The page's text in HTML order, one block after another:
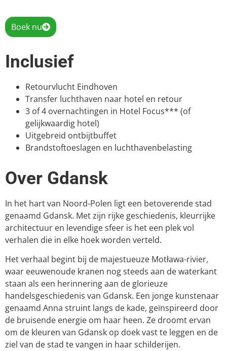
Boek nu
Inclusief
Retourvlucht Eindhoven
Transfer luchthaven naar hotel en retour
3 of 4 overnachtingen in Hotel Focus*** (of
gelijkwaardig hotel)
Uitgebreid ontbijtbuffet
Brandstoftoeslagen en luchthavenbelasting
Over Gdansk
In het hart van Noord-Polen ligt een betoverende stad
genaamd Gdansk. Met zijn rijke geschiedenis, kleurrijke
architectuur en levendige sfeer is het een plek vol
verhalen die in elke hoek worden verteld.
Het verhaal begint bij de majestueuze Motława-rivier,
waar eeuwenoude kranen nog steeds aan de waterkant
staan als een herinnering aan de glorieuze
handelsgeschiedenis van Gdansk. Een jonge kunstenaar
genaamd Anna struint langs de kade, geïnspireerd door
de bruisende energie om haar heen. Ze droomt ervan
om de kleuren van Gdansk op doek vast te leggen en de
ziel van de stad te vangen in haar schilderijen.